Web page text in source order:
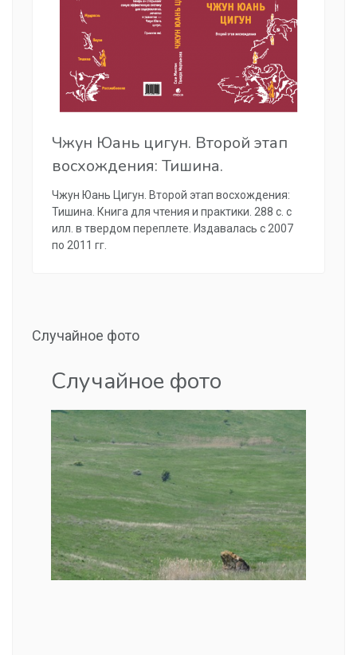
Чжун Юань цигун. Второй этап
восхождения: Тишина.
Чжун Юань Цигун. Второй этап восхождения:
Тишина. Книга для чтения и практики. 288 с. с
илл. в твердом переплете. Издавалась с 2007
по 2011 гг.
Случайное фото
Случайное фото